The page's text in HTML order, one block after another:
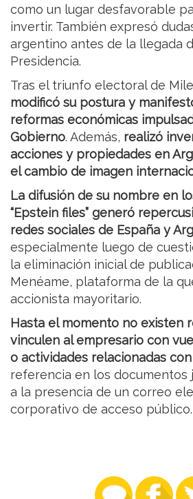
como un lugar desfavorable
invertir. También expresó
argentino antes de la llegada
Presidencia.
Tras el triunfo electoral de
modificó su postura y
reformas económicas
Gobierno. Además, realizó
acciones y propiedades en
el cambio de imagen
La difusión de su nombre en
“Epstein files” generó
redes sociales de España y
especialmente luego de
la eliminación inicial de
Menéame, plataforma de la
accionista mayoritario.
Hasta el momento no existen
vinculen al empresario con
o actividades relacionadas
referencia en los documentos
a la presencia de un correo
corporativo de acceso público.